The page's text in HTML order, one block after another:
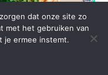
dat onze site zo
met het gebruiken van
je ermee instemt.